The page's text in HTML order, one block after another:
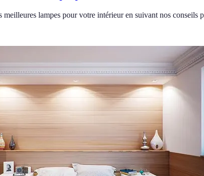
meilleures lampes pour votre intérieur en suivant nos